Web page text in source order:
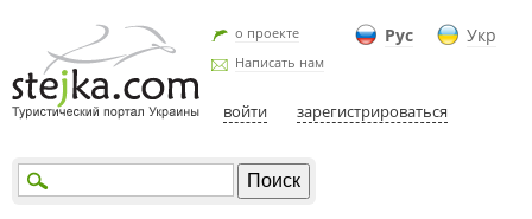
Рус Укр
о проекте
Написать нам
войти зарегистрироваться